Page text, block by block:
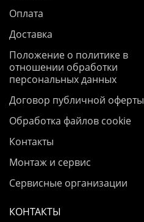
Оплата
Доставка
Положение о политике в
отношении обработки
персональных данных
Договор публичной оферты
Обработка файлов cookie
Контакты
Монтаж и сервис
Сервисные организации
КОНТАКТЫ